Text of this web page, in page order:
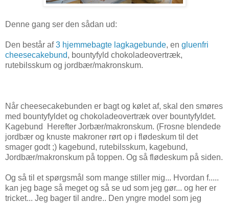
Denne gang ser den sådan ud:
Den består af3 hjemmebagte lagkagebunde, en gluenfri
cheesecakebund, bountyfyld chokoladeovertræk,
rutebilsskum og jordbær/makronskum.
Når cheesecakebunden er bagt og kølet af, skal den smøres
med bountyfyldet og chokoladeovertræk over bountyfyldet.
Kagebund Herefter Jorbær/makronskum. (Frosne blendede
jordbær og knuste makroner rørt op i flødeskum til det
smager godt ;) kagebund, rutebilsskum, kagebund,
Jordbær/makronskum på toppen. Og så flødeskum på siden.
Og så til et spørgsmål som mange stiller mig... Hvordan f.....
kan jeg bage så meget og så se ud som jeg gør... og her er
tricket... Jeg bager til andre.. Den yngre model som jeg